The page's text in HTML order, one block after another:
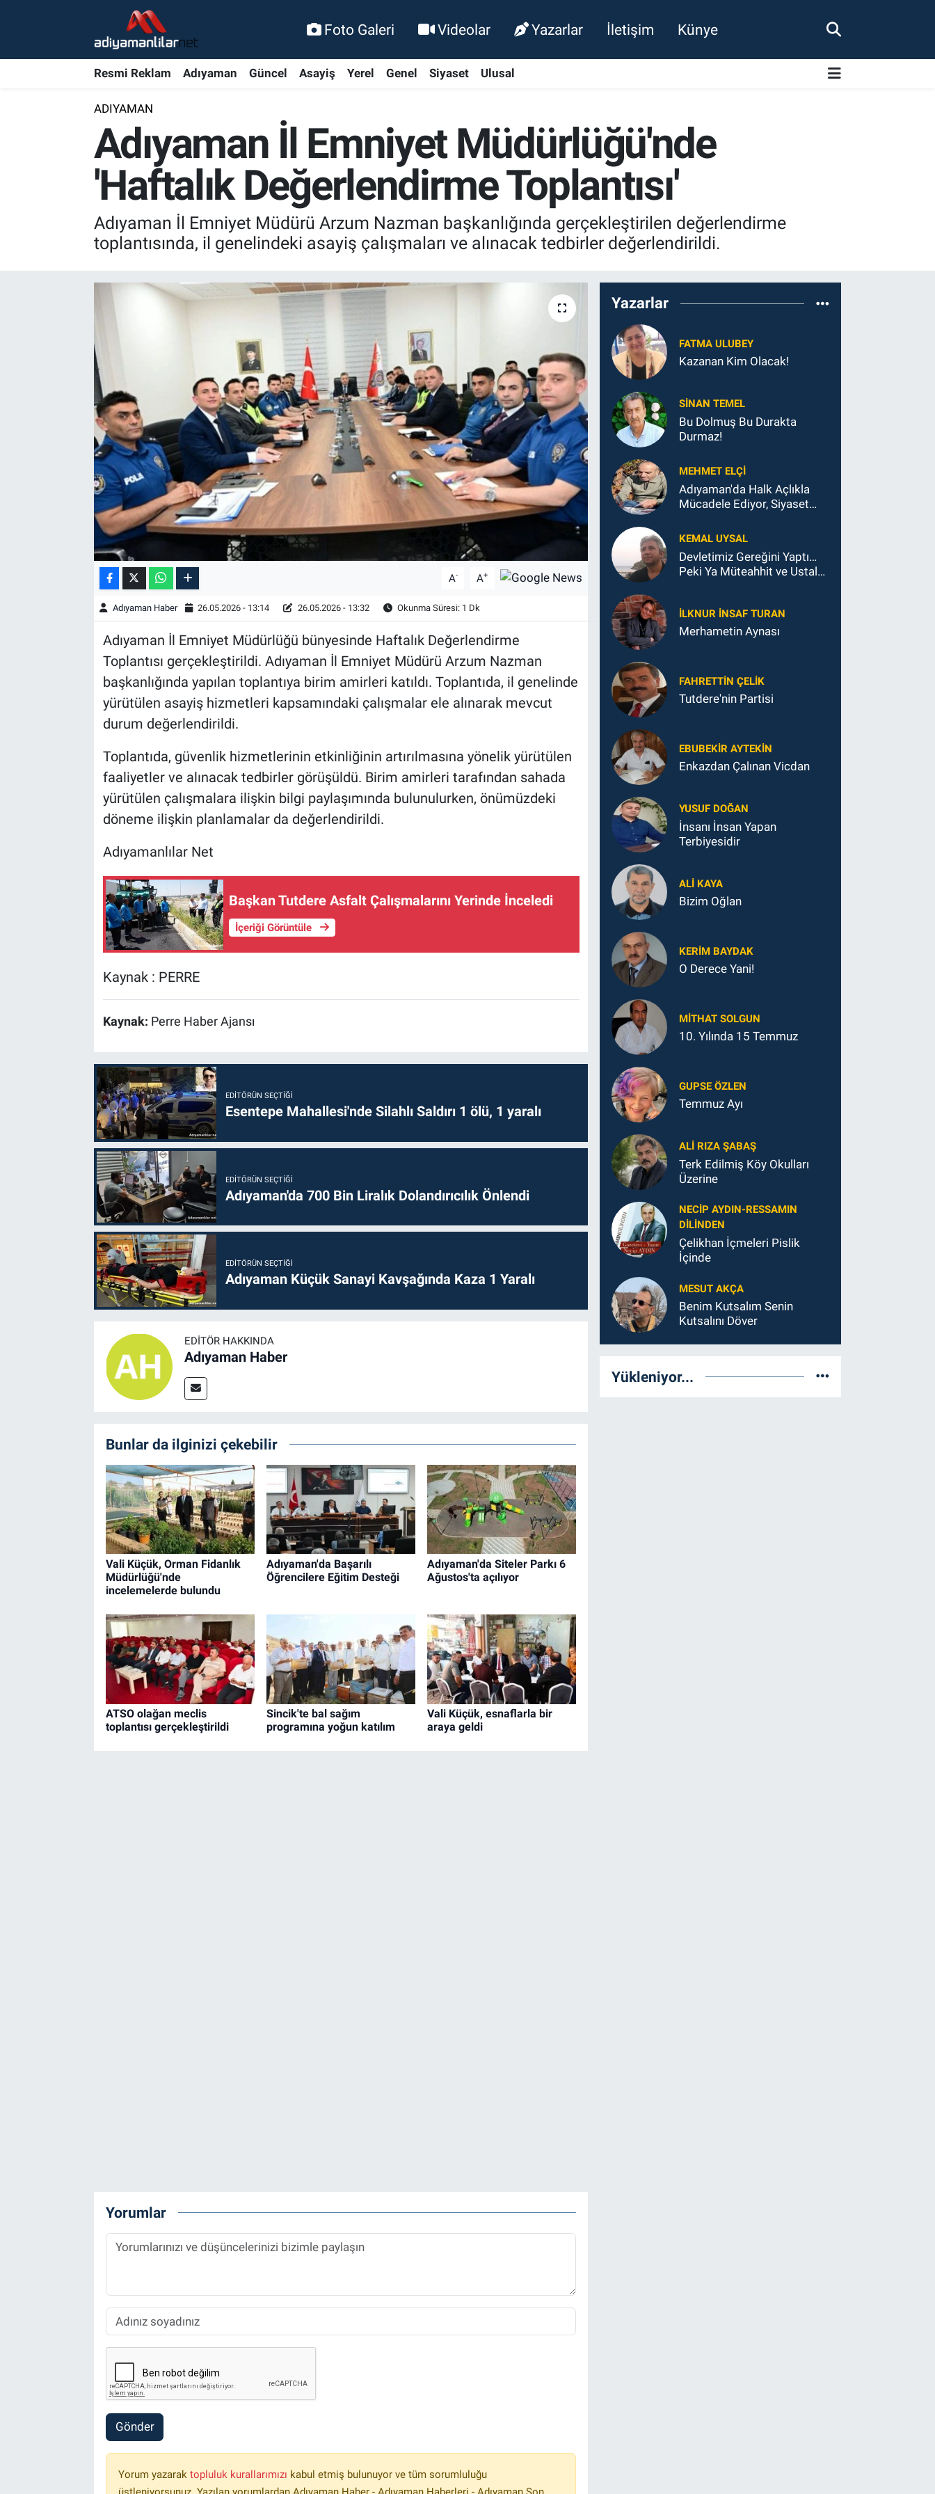
Foto Galeri Videolar Yazarlar İletişim Künye
Resmi Reklam Adıyaman Güncel Asayiş Yerel Genel Siyaset Ulusal
ADIYAMAN
Adıyaman İl Emniyet Müdürlüğü'nde
'Haftalık Değerlendirme Toplantısı'
Adıyaman İl Emniyet Müdürü Arzum Nazman başkanlığında gerçekleştirilen değerlendirme
toplantısında, il genelindeki asayiş çalışmaları ve alınacak tedbirler değerlendirildi.
A- A+
Adıyaman Haber 26.05.2026 - 13:14 26.05.2026 - 13:32 Okunma Süresi: 1 Dk
Adıyaman İl Emniyet Müdürlüğü bünyesinde Haftalık Değerlendirme
Toplantısı gerçekleştirildi. Adıyaman İl Emniyet Müdürü Arzum Nazman
başkanlığında yapılan toplantıya birim amirleri katıldı. Toplantıda, il genelinde
yürütülen asayiş hizmetleri kapsamındaki çalışmalar ele alınarak mevcut
durum değerlendirildi.
Toplantıda, güvenlik hizmetlerinin etkinliğinin artırılmasına yönelik yürütülen
faaliyetler ve alınacak tedbirler görüşüldü. Birim amirleri tarafından sahada
yürütülen çalışmalara ilişkin bilgi paylaşımında bulunulurken, önümüzdeki
döneme ilişkin planlamalar da değerlendirildi.
Adıyamanlılar Net
Başkan Tutdere Asfalt Çalışmalarını Yerinde İnceledi
İçeriği Görüntüle
Kaynak : PERRE
Kaynak: Perre Haber Ajansı
EDITÖRÜN SEÇTIĞI
Esentepe Mahallesi'nde Silahlı Saldırı 1 ölü, 1 yaralı
EDITÖRÜN SEÇTIĞI
Adıyaman'da 700 Bin Liralık Dolandırıcılık Önlendi
EDITÖRÜN SEÇTIĞI
Adıyaman Küçük Sanayi Kavşağında Kaza 1 Yaralı
EDITÖR HAKKINDA
Adıyaman Haber
Bunlar da ilginizi çekebilir
Vali Küçük, Orman Fidanlık
Müdürlüğü'nde
incelemelerde bulundu
Adıyaman'da Başarılı
Öğrencilere Eğitim Desteği
Adıyaman'da Siteler Parkı 6
Ağustos'ta açılıyor
ATSO olağan meclis
toplantısı gerçekleştirildi
Sincik'te bal sağım
programına yoğun katılım
Vali Küçük, esnaflarla bir
araya geldi
Yorumlar
Gönder
Yorum yazarak topluluk kurallarımızı kabul etmiş bulunuyor ve tüm sorumluluğu
Yazarlar
FATMA ULUBEY
Kazanan Kim Olacak!
SINAN TEMEL
Bu Dolmuş Bu Durakta
Durmaz!
MEHMET ELÇI
Adıyaman'da Halk Açlıkla
Mücadele Ediyor, Siyaset
KEMAL UYSAL
Devletimiz Gereğini Yaptı…
Peki Ya Müteahhit ve Ustalar
İLKNUR İNSAF TURAN
Merhametin Aynası
FAHRETTIN ÇELİK
Tutdere'nin Partisi
EBUBEKIR AYTEKIN
Enkazdan Çalınan Vicdan
YUSUF DOĞAN
İnsanı İnsan Yapan
Terbiyesidir
ALI KAYA
Bizim Oğlan
KERIM BAYDAK
O Derece Yani!
MITHAT SOLGUN
10. Yılında 15 Temmuz
GUPSE ÖZLEN
Temmuz Ayı
ALI RIZA ŞABAŞ
Terk Edilmiş Köy Okulları
Üzerine
NECIP AYDIN-RESSAMIN
DILINDEN
Çelikhan İçmeleri Pislik
İçinde
MESUT AKÇA
Benim Kutsalım Senin
Kutsalını Döver
Yükleniyor...
Kültür Sanat
BİLİM VE TEKNOLOJİ
Şambayat Haber
Nöbetçi Eczaneler
Adiyaman Namaz Vakitleri
Trafik Durumu
Süper Lig Puan Durumu ve Fikstür
Tüm Manşetler